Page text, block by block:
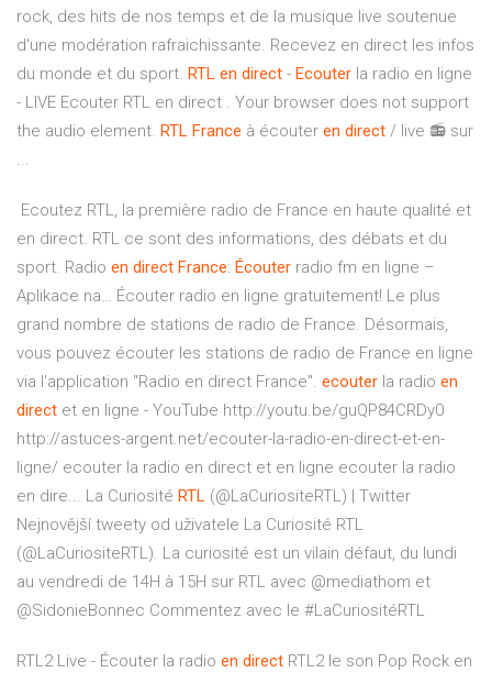
rock, des hits de nos temps et de la musique live soutenue
d'une modération rafraichissante. Recevez en direct les infos
du monde et du sport. RTL en direct - Ecouter la radio en ligne
- LIVE Ecouter RTL en direct . Your browser does not support
the audio element. RTL France à écouter en direct / live 📻 sur
...
️ Ecoutez RTL, la première radio de France en haute qualité et
en direct. RTL ce sont des informations, des débats et du
sport. Radio en direct France: Écouter radio fm en ligne –
Aplikace na… Écouter radio en ligne gratuitement! Le plus
grand nombre de stations de radio de France. Désormais,
vous pouvez écouter les stations de radio de France en ligne
via l'application "Radio en direct France". ecouter la radio en
direct et en ligne - YouTube http://youtu.be/guQP84CRDy0
http://astuces-argent.net/ecouter-la-radio-en-direct-et-en-
ligne/ ecouter la radio en direct et en ligne ecouter la radio
en dire... La Curiosité RTL (@LaCuriositeRTL) | Twitter
Nejnovější tweety od uživatele La Curiosité RTL
(@LaCuriositeRTL). La curiosité est un vilain défaut, du lundi
au vendredi de 14H à 15H sur RTL avec @mediathom et
@SidonieBonnec Commentez avec le #LaCuriositéRTL
RTL2 Live - Écouter la radio en direct RTL2 le son Pop Rock en